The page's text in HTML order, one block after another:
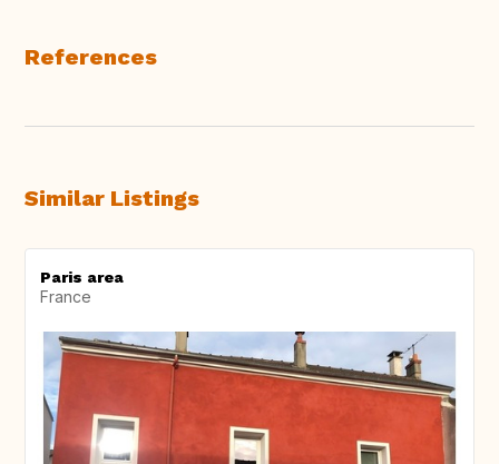
References
Similar Listings
Paris area
France